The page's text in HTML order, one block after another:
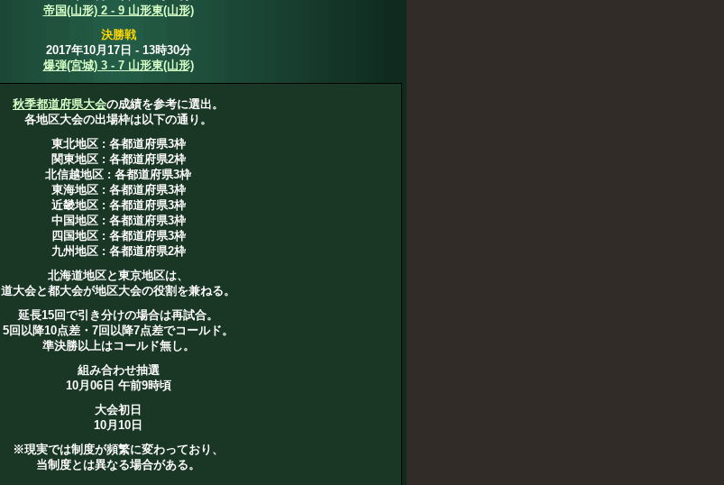
帝国(山形) 2 - 9 山形東(山形)
決勝戦
2017年10月17日 - 13時30分
爆弾(宮城) 3 - 7 山形東(山形)
秋季都道府県大会の成績を参考に選出。
各地区大会の出場枠は以下の通り。
東北地区 : 各都道府県3枠
関東地区 : 各都道府県2枠
北信越地区 : 各都道府県3枠
東海地区 : 各都道府県3枠
近畿地区 : 各都道府県3枠
中国地区 : 各都道府県3枠
四国地区 : 各都道府県3枠
九州地区 : 各都道府県2枠
北海道地区と東京地区は、
道大会と都大会が地区大会の役割を兼ねる。
延長15回で引き分けの場合は再試合。
5回以降10点差・7回以降7点差でコールド。
準決勝以上はコールド無し。
組み合わせ抽選
10月06日 午前9時頃
大会初日
10月10日
※現実では制度が頻繁に変わっており、
当制度とは異なる場合がある。